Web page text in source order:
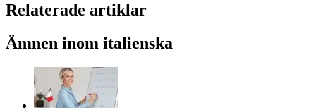
Relaterade artiklar
Ämnen inom italienska